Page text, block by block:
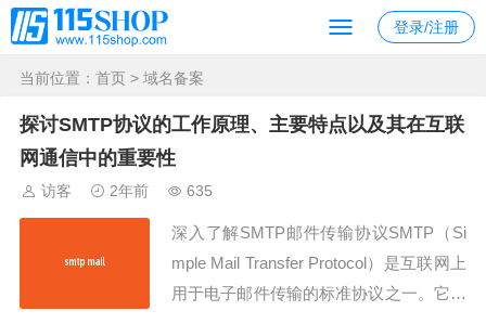
登录/注册
当前位置： 首页 > 域名备案
探讨SMTP协议的工作原理、主要特点以及其在互联
网通信中的重要性
访客 2年前 635
深入了解SMTP邮件传输协议SMTP（Si
mple Mail Transfer Protocol）是互联网上
用于电子邮件传输的标准协议之一。它负